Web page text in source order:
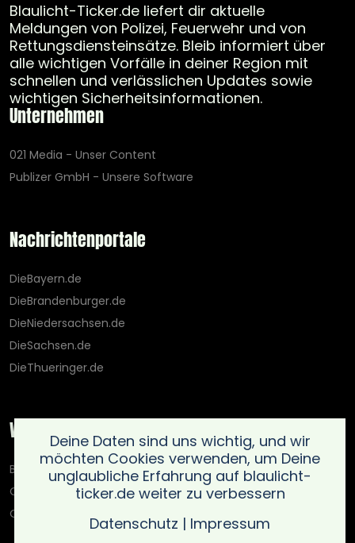
Blaulicht-Ticker.de liefert dir aktuelle
Meldungen von Polizei, Feuerwehr und von
Rettungsdiensteinsätze. Bleib informiert über
alle wichtigen Vorfälle in deiner Region mit
schnellen und verlässlichen Updates sowie
wichtigen Sicherheitsinformationen.
Unternehmen
021 Media - Unser Content
Publizer GmbH - Unsere Software
Nachrichtenportale
DieBayern.de
DieBrandenburger.de
DieNiedersachsen.de
DieSachsen.de
DieThueringer.de
Weitere Portale
Blaulicht-Ticker.de
Oberlausitz.holiday
OnlinedatingKompass.de
Deine Daten sind uns wichtig, und wir
möchten Cookies verwenden, um Deine
unglaubliche Erfahrung auf blaulicht-
ticker.de weiter zu verbessern
Datenschutz | Impressum